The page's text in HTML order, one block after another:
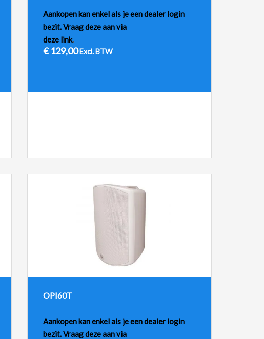
Aankopen kan enkel als je een dealer login
bezit. Vraag deze aan via
deze link.
€129,00 Excl. BTW
OPI60T
Aankopen kan enkel als je een dealer login
bezit. Vraag deze aan via